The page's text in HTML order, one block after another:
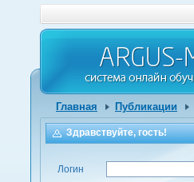
Главная Публикации
Здравствуйте, гость!
Логин